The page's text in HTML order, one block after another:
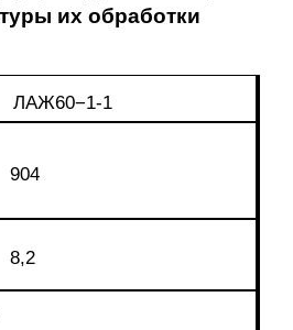
их обработки
ЛАЖ60−1-1
904
8,2